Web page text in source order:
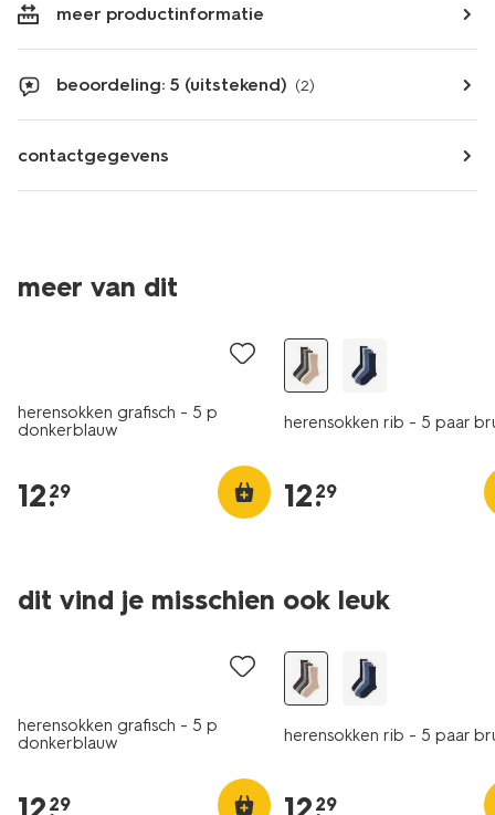
meer productinformatie
beoordeling: 5 (uitstekend) (2)
contactgegevens
meer van dit
5 paar
herensokken grafisch - 5 p
donkerblauw
12.
29
herensokken rib - 5 paar
12.
29
dit vind je misschien ook leuk
5 paar
herensokken grafisch - 5 p
donkerblauw
29
5 paar
herensokken rib - 5 paar
29